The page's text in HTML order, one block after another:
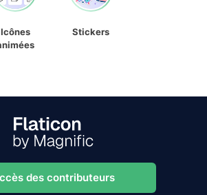
Icônes
Stickers
des contributeurs